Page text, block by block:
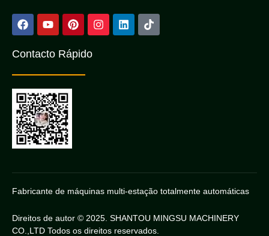
Contacto Rápido
Fabricante de máquinas multi-estação totalmente automáticas
Direitos de autor © 2025. SHANTOU MINGSU MACHINERY
CO.,LTD Todos os direitos reservados.